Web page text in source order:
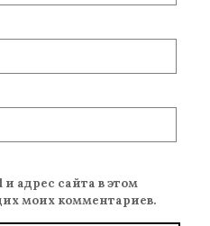
адрес сайта в этом
моих комментариев.